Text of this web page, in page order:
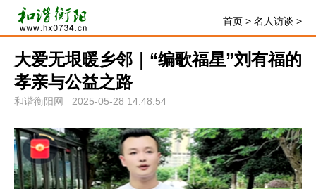
首页 > 名人访谈 >
大爱无垠暖乡邻｜“编歌福星”刘有福的
孝亲与公益之路
和谐衡阳网 2025-05-28 14:48:54